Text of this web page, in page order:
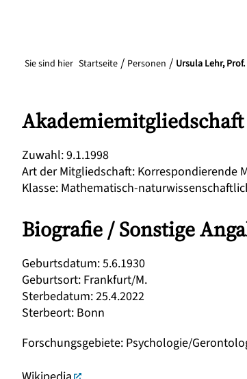
Sie sind hier Startseite Personen Ursula Lehr,
Akademiemitgliedschaft
Zuwahl:9.1.1998
Art der Mitgliedschaft: Korrespondierende
Klasse: Mathematisch-
Biografie / Sonstige
Geburtsdatum:5.6.1930
Geburtsort: Frankfurt/M.
Sterbedatum:25.4.2022
Sterbeort: Bonn
Forschungsgebiete: Psychologie/